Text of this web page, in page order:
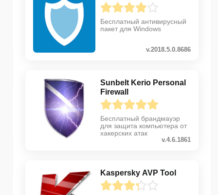
Бесплатный антивирусный
пакет для Windows
v.2018.5.0.8686
Sunbelt Kerio Personal
Firewall
Бесплатный брандмауэр
для защита компьютера от
хакерских атак
v.4.6.1861
Kaspersky AVP Tool